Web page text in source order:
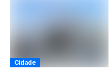
Cidade